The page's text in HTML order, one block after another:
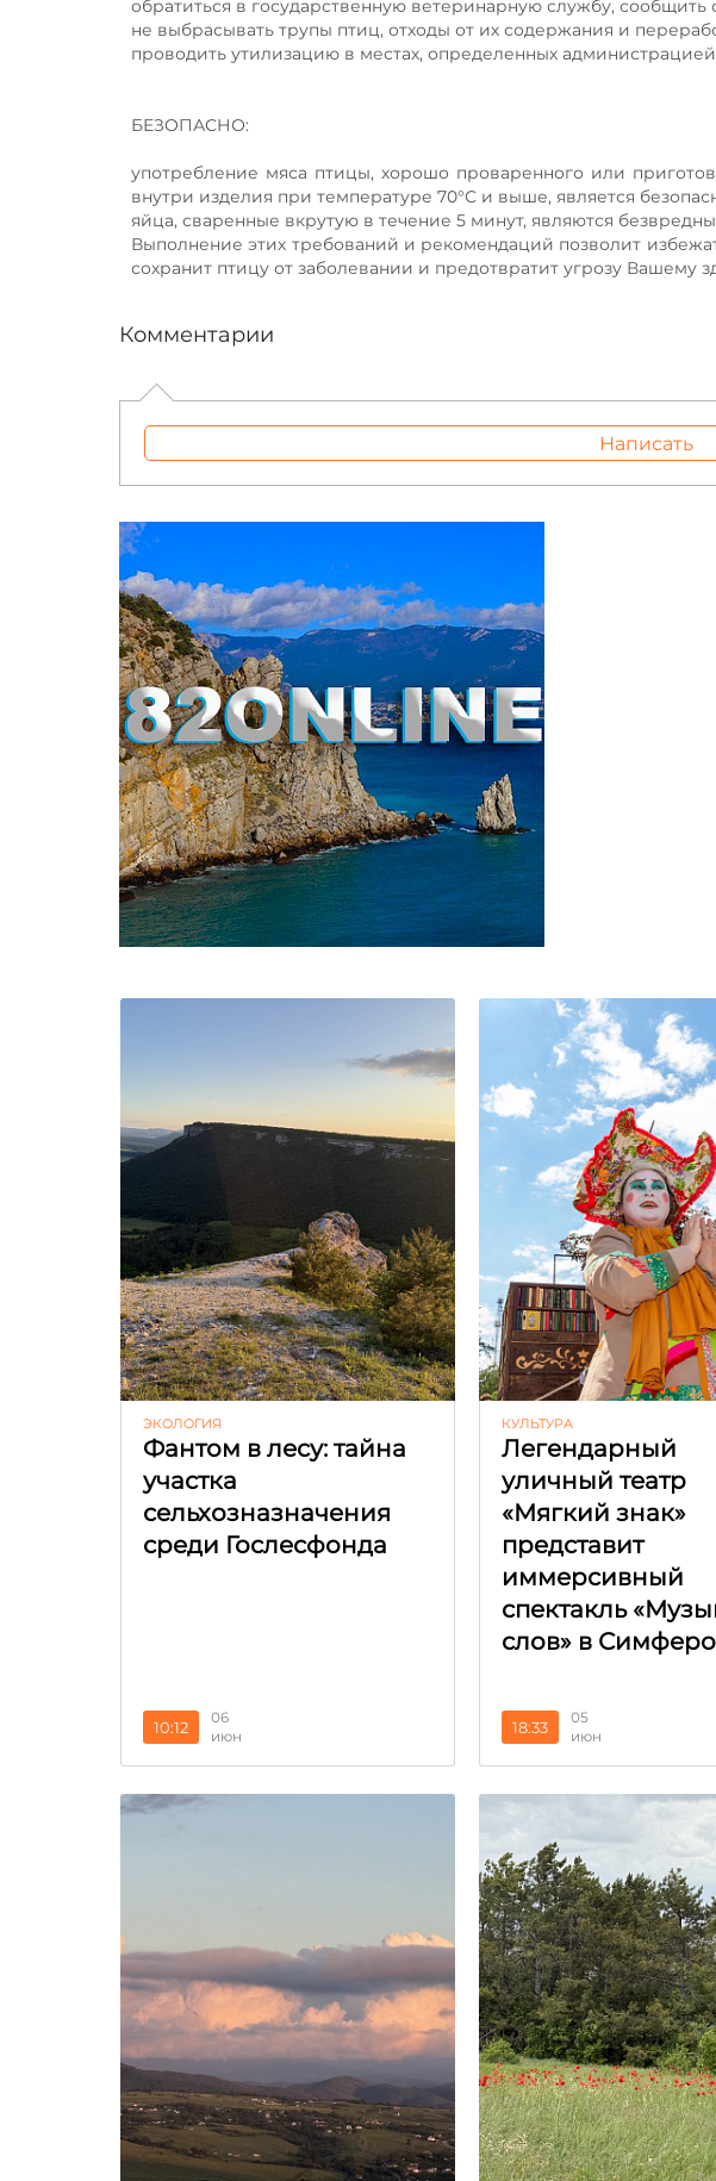
обратиться в государственную ветеринарную службу,
не выбрасывать трупы птиц, отходы от их содержания и
проводить утилизацию в местах, определенных
БЕЗОПАСНО:
употребление мяса птицы, хорошо проваренного или
внутри изделия при температуре 70°С и выше, является
яйца, сваренные вкрутую в течение 5 минут, являются
Выполнение этих требований и рекомендаций позволит
сохранит птицу от заболевании и предотвратит угрозу Вашему
Комментарии
Написать
ЭКОЛОГИЯ
Фантом в лесу: тайна
участка
сельхозназначения
среди Гослесфонда
10:12
06
июн
КУЛЬТУРА
Легендарный
уличный театр
«Мягкий знак»
представит
иммерсивный
спектакль
слов» в
18:33
05
июн